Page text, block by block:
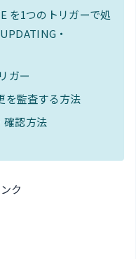
を1つのトリガーで処
・
ガー
を監査する方法
確認方法
ク